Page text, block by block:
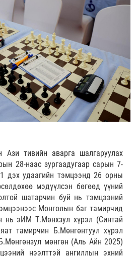
тивийн аварга шалгаруулах
28-наас зургаадугаар сарын 7-
дэх удаагийн тэмцээнд 26 орны
мэдүүлсэн бөгөөд үүний
шатарчин буй нь тэмцээний
Монголын баг тамирчид
нь эИМ Т.Мөнхзул хүрэл (Синтай
тамирчин Б.Мөнгөнтуул хүрэл
мөнгөн (Аль Айн 2025)
нээлттэй ангиллын эхний